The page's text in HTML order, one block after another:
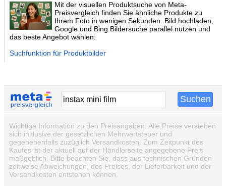
Mit der visuellen Produktsuche von Meta-
Preisvergleich finden Sie ähnliche Produkte zu
Ihrem Foto in wenigen Sekunden. Bild hochladen,
Google und Bing Bildersuche parallel nutzen und
das beste Angebot wählen:
Suchfunktion für Produktbilder
Wichtige Information zu den Preisangaben: Alle Preise verstehen
sich inklusive der gesetzlichen Mehrwertsteuer und
gegebebenfalls zuzüglich Versandkosten. Zum Zeitpunkt des
Kaufes ist der aktuell auf der Händlerseite angegebene Preis
maßgeblich. Bitte beachten Sie, dass aus technischen Gründen
zeitweise Abweichungen, des Preises, der Lieferbarkeit und der
Versandkosten entstehen können.